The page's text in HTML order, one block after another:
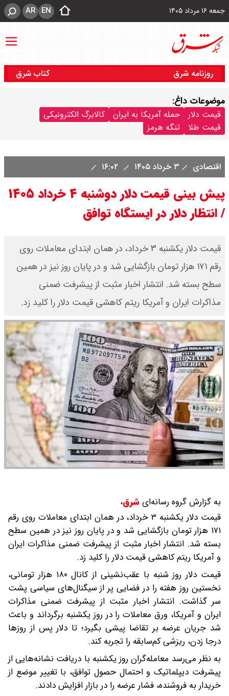
جمعه ۱۶ مرداد ۱۴۰۵ EN
AR
روزنامه شرق کتاب شرق
موضوعات داغ:
قیمت دلار حمله آمریکا به ایران
کالابرگ الکترونیکی
قیمت طلا
تنگه هرمز
اقتصادی ۳ خرداد ۱۴۰۵
پیش بینی قیمت دلار دوشنبه ۴ خرداد ۱۴۰۵
/ انتظار دلار در ایستگاه توافق
قیمت دلار یکشنبه ۳ خرداد، در همان ابتدای معاملات روی
رقم ۱۷۱ هزار تومان بازگشایی شد و در پایان روز نیز در همین
سطح بسته شد. انتشار اخبار مثبت از پیشرفت ضمنی
مذاکرات ایران و آمریکا ریتم کاهشی قیمت دلار را کلید زد.
به گزارش گروه رسانه‌ایشرق،
قیمت دلار یکشنبه ۳ خرداد، در همان ابتدای معاملات روی رقم
۱۷۱ هزار تومان بازگشایی شد و در پایان روز نیز در همین سطح
بسته شد. انتشار اخبار مثبت از پیشرفت ضمنی مذاکرات ایران
و آمریکا ریتم کاهشی قیمت دلار را کلید زد.
قیمت دلار روز شنبه با عقب‌نشینی از کانال ۱۸۰ هزار تومانی،
نخستین روز هفته را در فضایی پر از سیگنال‌های سیاسی پشت
سر گذاشت. انتشار اخبار مثبت از پیشرفت ضمنی مذاکرات
ایران و آمریکا، ورق معاملات را در روز یکشنبه برگرداند و باعث
شد جریان عرضه بر تقاضا پیشی بگیرد؛ تا دلار پس از روزها
درجا زدن، ریزشی کم‌سابقه را تجربه کند.
به نظر می‌رسد معامله‌گران روز یکشنبه با دریافت نشانه‌هایی از
پیشرفت دیپلماتیک و احتمال حصول توافق، با تغییر موضع از
خریدار به فروشنده، فشار عرضه را در بازار افزایش دادند.